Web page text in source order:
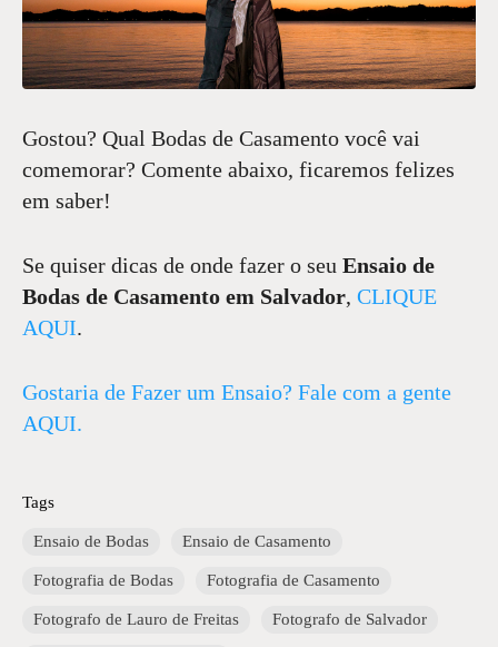
Gostou? Qual Bodas de Casamento você vai
comemorar? Comente abaixo, ficaremos felizes
em saber!
Se quiser dicas de onde fazer o seu Ensaio de
Bodas de Casamento em Salvador, CLIQUE
AQUI.
Gostaria de Fazer um Ensaio? Fale com a gente
AQUI.
Tags
Ensaio de Bodas Ensaio de Casamento
Fotografia de Bodas Fotografia de Casamento
Fotografo de Lauro de Freitas Fotografo de Salvador